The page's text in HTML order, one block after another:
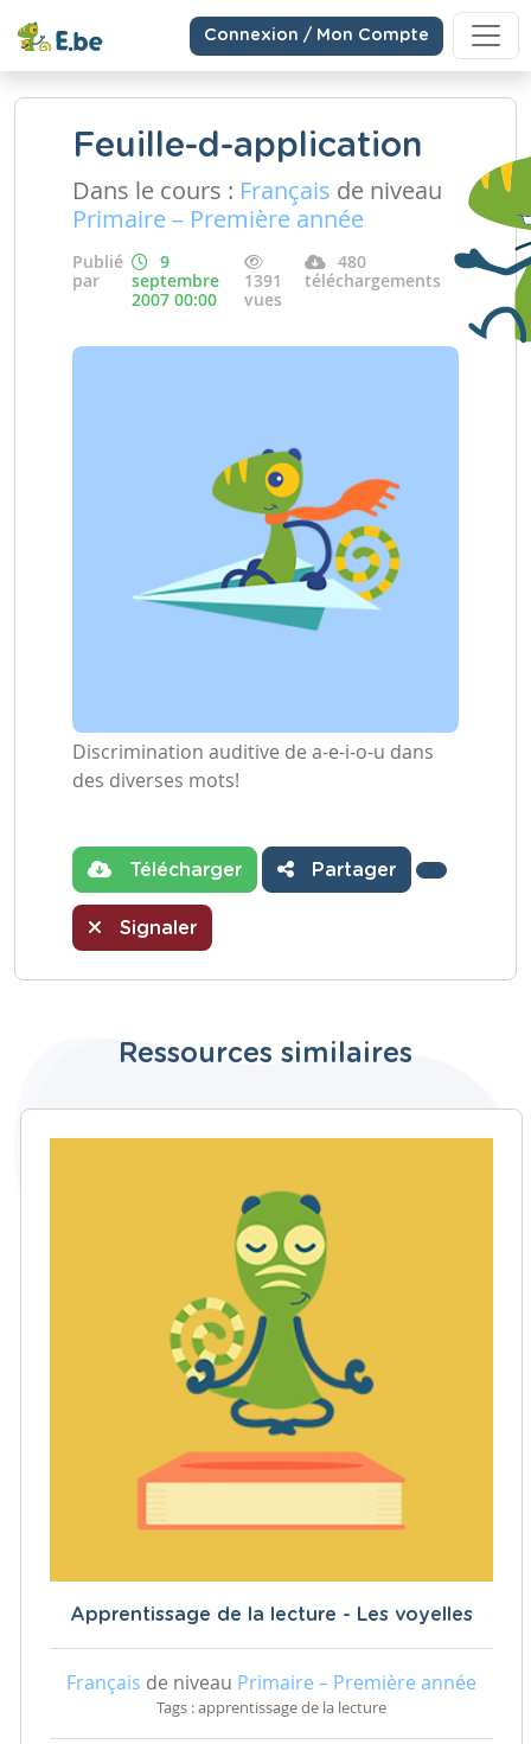
Connexion / Mon Compte
Feuille-d-application
Dans le cours : Français de niveau
Primaire – Première année
Publié
par
9
septembre
2007 00:00
1391
vues
480
téléchargements
Discrimination auditive de a-e-i-o-u dans
des diverses mots!
Télécharger Partager
Signaler
Ressources similaires
Apprentissage de la lecture - Les voyelles
Français de niveau Primaire – Première année
Tags : apprentissage de la lecture